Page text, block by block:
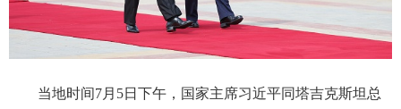
当地时间7月5日下午，国家主席习近平同塔吉克斯坦总